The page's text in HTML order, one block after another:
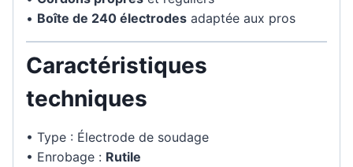
• Boîte de 240 électrodes adaptée aux pros
Caractéristiques
techniques
• Type : Électrode de soudage
• Enrobage : Rutile